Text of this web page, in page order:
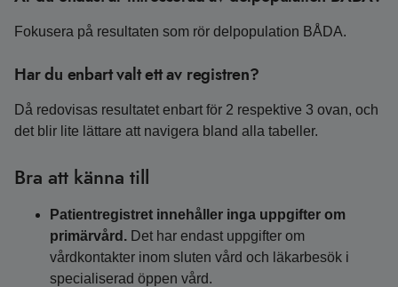
Fokusera på resultaten som rör delpopulation BÅDA.
Har du enbart valt ett av registren?
Då redovisas resultatet enbart för 2 respektive 3 ovan, och
det blir lite lättare att navigera bland alla tabeller.
Bra att känna till
Patientregistret innehåller inga uppgifter om
primärvård. Det har endast uppgifter om
vårdkontakter inom sluten vård och läkarbesök i
specialiserad öppen vård.